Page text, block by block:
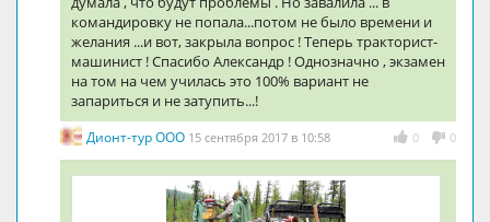
командировку не попала...потом не было времени и
желания ...и вот, закрыла вопрос ! Теперь тракторист-
машинист ! Спасибо Александр ! Однозначно , экзамен
на том на чем училась это 100% вариант не
запариться и не затупить...!
0 0
Дионт-тур ООО 15 сентября 2017 в 10:58